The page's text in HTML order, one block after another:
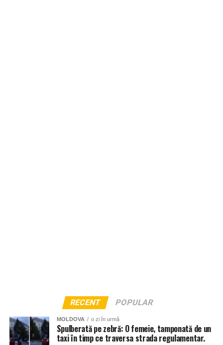
RECENT POPULAR
MOLDOVA o zi în urmă
Spulberată pe zebră: O femeie, tamponată de un
taxi în timp ce traversa strada regulamentar.